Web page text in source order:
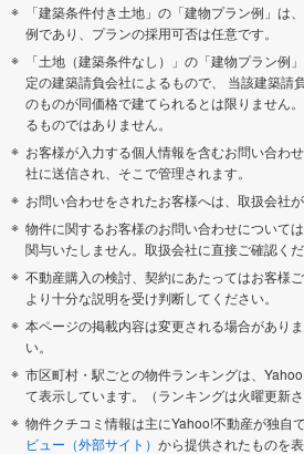
「建築条件付き土地」の「建物プラン例」は
例であり、プランの採用可否は任意です。
「土地（建築条件なし）」の「建物プラン例
定の建築請負会社によるもので、 当該建築請
のものが同価格で建てられるとは限りません
るものではありません。
お客様が入力する個人情報を含むお問い合わ
社に送信され、そこで管理されます。
お問い合わせをされたお客様へは、取扱会社が
物件に関するお客様のお問い合わせについて
関与いたしません。取扱会社に直接ご確認くだ
不動産購入の検討、契約にあたってはお客様
より十分な説明を受け判断してください。
本ページの掲載内容は変更される場合があり
い。
市区町村・駅ごとの物件ランキングは、
て表示しています。（ランキングは火曜更新さ
物件クチコミ情報は主にYahoo!不動産が独自
ビュー（外部サイト） から提供されたものを表